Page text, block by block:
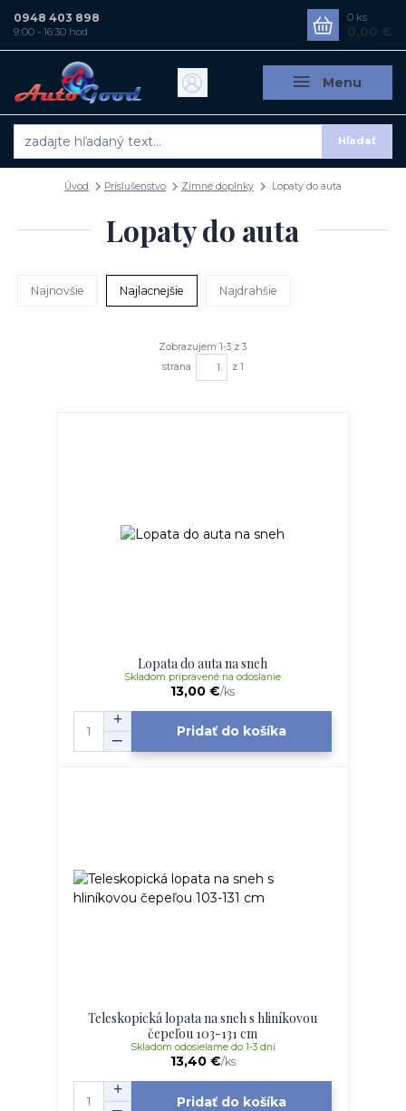
Menu
Hľadať
0948 403 898
9:00 - 16:30 hod
0 ks
0,00 €
Úvod Príslušenstvo Zimné doplnky Lopaty do auta
Lopaty do auta
Najnovšie Najlacnejšie Najdrahšie
Zobrazujem 1-3 z 3
strana
z 1
Lopata do auta na sneh
13,00 €/ks
Skladom pripravené na odoslanie
Pridať do košíka
Teleskopická lopata na sneh s hliníkovou
čepeľou 103-131 cm
13,40 €/ks
Skladom odosielame do 1-3 dní
Pridať do košíka